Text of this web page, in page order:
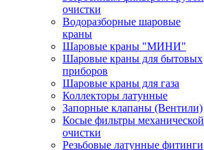
очистки
Водоразборные шаровые
краны
Шаровые краны "МИНИ"
Шаровые краны для бытовых
приборов
Шаровые краны для газа
Коллекторы латунные
Запорные клапаны (Вентили)
Косые фильтры механической
очистки
Резьбовые латунные фитинги